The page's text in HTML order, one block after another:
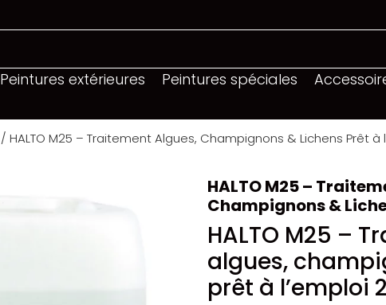
Peintures extérieures Peintures spéciales
/ HALTO M25 – Traitement Algues, Champignons & Lichens Prêt à
HALTO M25 –
Champignons &
HALTO M25 –
algues,
prêt à l’emploi